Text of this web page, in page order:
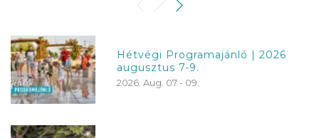
Hétvégi Programajánló | 2026
augusztus 7-9.
2026. Aug. 07 - 09.